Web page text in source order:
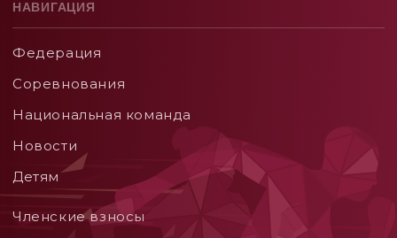
НАВИГАЦИЯ
Федерация
Соревнования
Национальная команда
Новости
Детям
Членские взносы